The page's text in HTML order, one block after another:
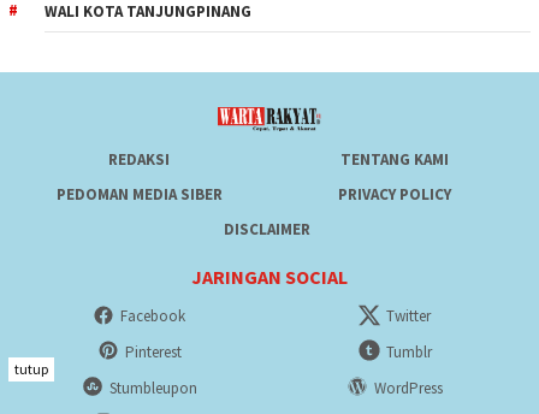
WALI KOTA TANJUNGPINANG
REDAKSI
TENTANG KAMI
PEDOMAN MEDIA SIBER
PRIVACY POLICY
DISCLAIMER
JARINGAN SOCIAL
Facebook
Twitter
Pinterest
Tumblr
Stumbleupon
WordPress
tutup